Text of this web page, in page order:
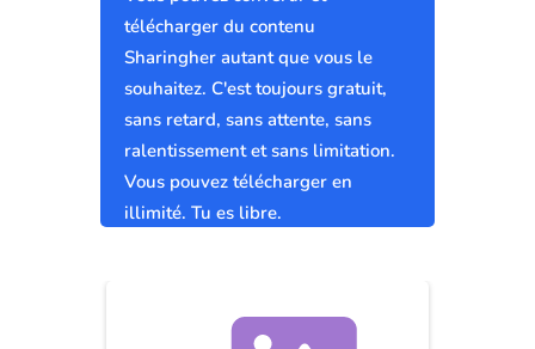
télécharger du contenu
Sharingher autant que vous le
souhaitez. C'est toujours gratuit,
sans retard, sans attente, sans
ralentissement et sans limitation.
Vous pouvez télécharger en
illimité. Tu es libre.